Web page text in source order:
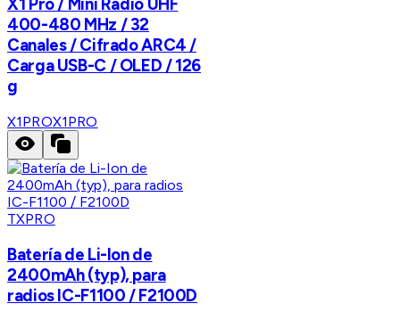
X1 Pro / Mini Radio UHF
400-480 MHz / 32
Canales / Cifrado ARC4 /
Carga USB-C / OLED / 126
g
X1PROX1PRO
TXPRO
Batería de Li-Ion de
2400mAh (typ), para
radios IC-F1100 / F2100D